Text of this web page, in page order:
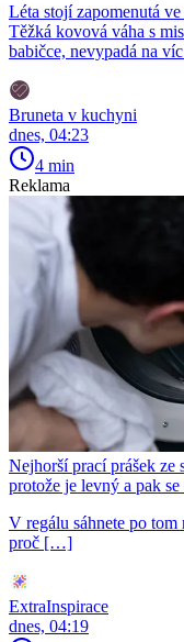
Léta stojí zapomenutá
Těžká kovová váha s
babičce, nevypadá na
Bruneta v kuchyni
dnes, 04:23
4 min
Reklama
Nejhorší prací prášek ze
protože je levný a pak
V regálu sáhnete po
proč […]
ExtraInspirace
dnes, 04:19